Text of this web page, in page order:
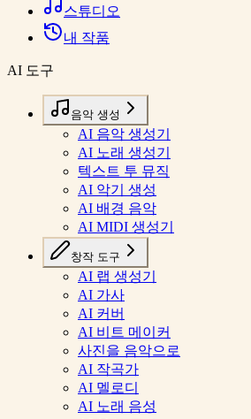
스튜디오
내 작품
AI 도구
음악 생성
AI 음악 생성기
AI 노래 생성기
텍스트 투 뮤직
AI 악기 생성
AI 배경 음악
AI MIDI 생성기
창작 도구
AI 랩 생성기
AI 가사
AI 커버
AI 비트 메이커
사진을 음악으로
AI 작곡가
AI 멜로디
AI 노래 음성